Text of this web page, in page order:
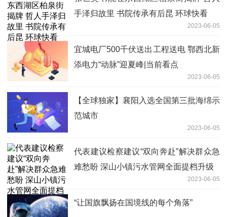
手泽归故里 书院传承有后昆 环球快看
2023-06-05
宜城电厂500千伏送出工程送电 鄂西北新
添电力“动脉”迎夏峰|当前看点
2023-06-05
【全球独家】襄阳入选全国第三批海绵示
范城市
2023-06-05
代表建议检察建议“双向奔赴”解决群众急
难愁盼 深山小镇污水管网全面提档升级
2023-06-05
“让国旗飘扬在国境线的每个角落”